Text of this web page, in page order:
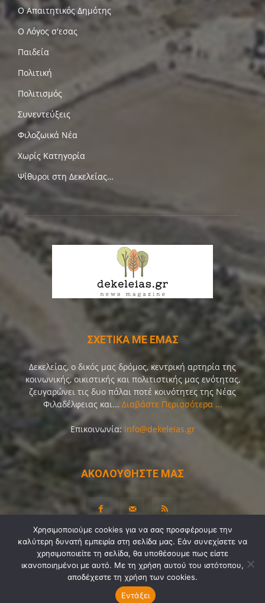
Ο Απαιτητικός Δημότης
Ο Λόγος σ'εσας
Παιδεία
Πολιτική
Πολιτισμός
Συνεντεύξεις
Φιλοζωικά Νέα
Χωρίς Κατηγορία
Ψίθυροι στη Δεκελείας…
ΣΧΕΤΙΚΑ ΜΕ ΕΜΑΣ
Δεκελείας, ο δικός μας δρόμος, κεντρική αρτηρία της
κοινωνικής, οικιστικής και πολιτιστικής μας ενότητας,
ζευγαρώνει τις δυο πάλαι ποτέ κοινότητες της Νέας
Φιλαδέλφειας και... Διαβάστε Περισσότερα ...
Επικοινωνία: info@dekeleias.gr
ΑΚΟΛΟΥΘΗΣΤΕ ΜΑΣ
Διαύγεια Λίγα Λόγια για Εμάς
Επικοινωνία
Όροι Χρήσης
Προσωπικά Δεδομένα
Sitemap
Ψηφοφορίες
© Copyright 2021-2026 by Dekeleias.gr
Χρησιμοποιούμε cookies για να σας προσφέρουμε την
καλύτερη δυνατή εμπειρία στη σελίδα μας. Εάν συνεχίσετε να
χρησιμοποιείτε τη σελίδα, θα υποθέσουμε πως είστε
ικανοποιημένοι με αυτό. Με τη χρήση αυτού του ιστότοπου,
αποδέχεστε τη χρήση των cookies.
Εντάξει